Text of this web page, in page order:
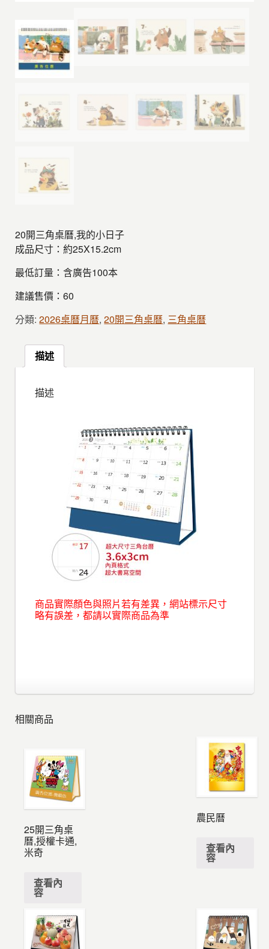
20開三角桌曆,我的小日子
成品尺寸：約25X15.2cm
最低訂量：含廣告100本
建議售價：60
分類:2026桌曆月曆,20開三角桌曆, 三角桌曆
描述
描述
商品實際顏色與照片若有差異，網站標示尺寸
略有誤差，都請以實際商品為準
相關商品
25開三角桌
曆,授權卡通,
米奇
查看內
容
農民曆
查看內
容